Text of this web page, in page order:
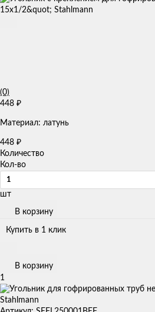
(0)
448 ₽
Материал: латунь
448 ₽
Количество
Кол-во
шт
В корзину
Купить в 1 клик
В корзину
1